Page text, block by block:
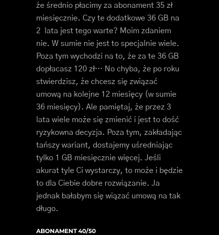
że średnio płacimy za abonament 35 zł
miesięcznie. Czy te dodatkowe 36 GB na
2 lata jest tego warte? Moim zdaniem
nie. W sumie nie jest to specjalnie wiele.
Poza tym wychodzi na to, że za te 36 GB
dopłacasz 120 zł… No chyba, że po roku
stwierdzisz, że chcesz się związać
umową na kolejne 12 miesięcy (w sumie
36 miesięcy). Ale pamiętaj, że przez 3
lata wiele może się zmienić i jest to dość
ryzykowna decyzja. Poza tym, zakładając
tańszy wariant, dostajemy uśredniając
tylko 1 GB miesięcznie więcej. Jeśli
akurat tyle Ci wystarczy, to może i będzie
to dla Ciebie dobre rozwiązanie. Ja
jednak bałabym się wiązać umową na tak
długo.
ABONAMENT 40/50